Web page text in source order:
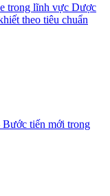
trong lĩnh vực Dược
theo tiêu chuẩn
tiến mới trong